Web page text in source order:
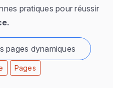
pratiques pour réussir
pages dynamiques
Pages